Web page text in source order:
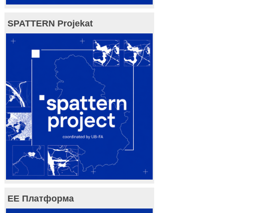
SPATTERN Projekat
ЕЕ Платформа